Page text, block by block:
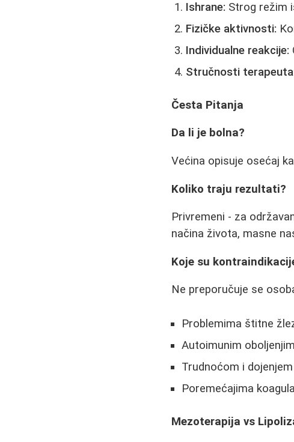
Ishrane: Strog režim
Fizičke aktivnosti:
Individualne reakcije:
Stručnosti
Česta Pitanja
Da li je bolna?
Većina opisuje osećaj
Koliko traju rezultati?
Privremeni - za
načina života, masne
Koje su
Ne preporučuje se
Problemima štitne
Autoimunim
Trudnoćom i dojenjem
Poremećajima
Mezoterapija vs